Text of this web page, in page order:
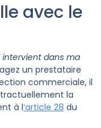
avec le
dans ma
un prestataire
commerciale, il
la
à l‘article 28 du